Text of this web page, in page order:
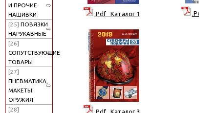
И ПРОЧИЕ
НАШИВКИ
[25] ПОВЯЗКИ
НАРУКАВНЫЕ
[26]
СОПУТСТВУЮЩИЕ
ТОВАРЫ
[27]
ПНЕВМАТИКА,
МАКЕТЫ
ОРУЖИЯ
[28]
.Pdf Каталог 1 .Pdf
.Pdf Каталог 3